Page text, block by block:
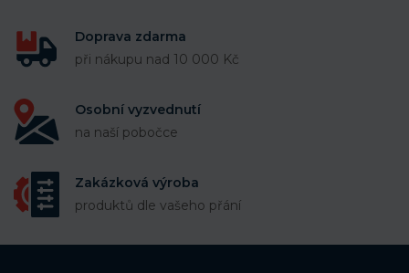
Doprava zdarma
při nákupu nad 10 000 Kč
Osobní vyzvednutí
na naší pobočce
Zakázková výroba
produktů dle vašeho přání